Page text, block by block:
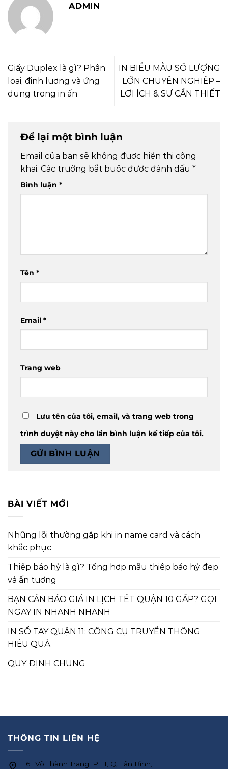
ADMIN
Giấy Duplex là gì? Phân
loại, định lượng và ứng
dụng trong in ấn
IN BIỂU MẪU SỐ LƯỢNG
LỚN CHUYÊN NGHIỆP –
LỢI ÍCH & SỰ CẦN THIẾT
Để lại một bình luận
Email của bạn sẽ không được hiển thị công
khai. Các trường bắt buộc được đánh dấu *
Bình luận *
Tên *
Email *
Trang web
Lưu tên của tôi, email, và trang web trong
trình duyệt này cho lần bình luận kế tiếp của tôi.
BÀI VIẾT MỚI
Những lỗi thường gặp khi in name card và cách
khắc phục
Thiệp báo hỷ là gì? Tổng hợp mẫu thiệp báo hỷ đẹp
và ấn tượng
BẠN CẦN BÁO GIÁ IN LỊCH TẾT QUẬN 10 GẤP? GỌI
NGAY IN NHANH NHANH
IN SỔ TAY QUẬN 11: CÔNG CỤ TRUYỀN THÔNG
HIỆU QUẢ
QUY ĐỊNH CHUNG
THÔNG TIN LIÊN HỆ
61 Võ Thành Trang, P. 11, Q. Tân Bình,